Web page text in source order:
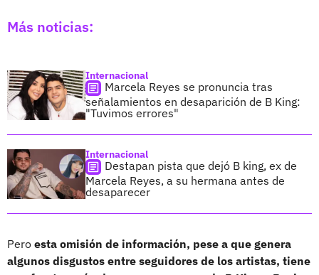
Más noticias:
Internacional
Marcela Reyes se pronuncia tras
señalamientos en desaparición de B King:
"Tuvimos errores"
Internacional
Destapan pista que dejó B king, ex de
Marcela Reyes, a su hermana antes de
desaparecer
Pero esta omisión de información, pese a que genera
algunos disgustos entre seguidores de los artistas, tiene